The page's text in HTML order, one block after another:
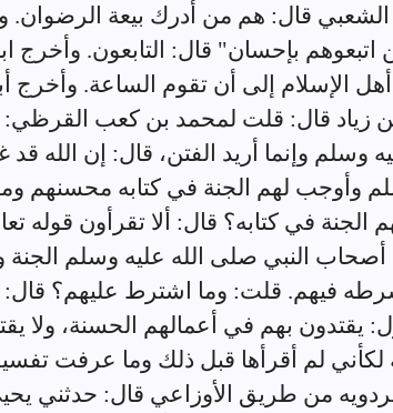
الشعبي قال: هم من أدرك بيعة الرضوان.
اتبعوهم بإحسان" قال: التابعون.
الإسلام إلى أن تقوم الساعة. وأخرج
زياد قال: قلت لمحمد بن كعب
وسلم وإنما أريد الفتن، قال: إن الله
وأوجب لهم الجنة في كتابه
الجنة في كتابه؟ قال: ألا تقرأون قوله
أصحاب النبي صلى الله عليه وسلم
فيهم. قلت: وما اشترط عليهم؟ قال:
يقتدون بهم في أعمالهم الحسنة، ولا
لكأني لم أقرأها قبل ذلك وما عرفت
من طريق الأوزاعي قال: حدثني